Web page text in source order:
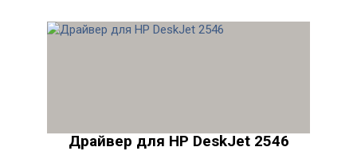
Драйвер для HP DeskJet 2546